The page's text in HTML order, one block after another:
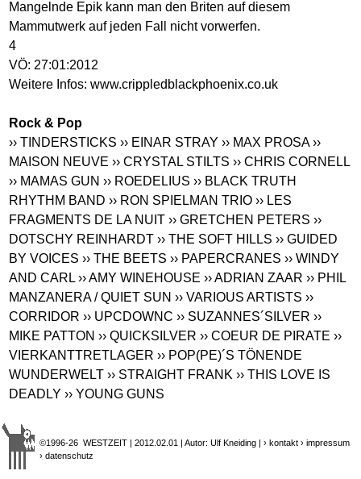
Mangelnde Epik kann man den Briten auf diesem
Mammutwerk auf jeden Fall nicht vorwerfen.
4
VÖ: 27:01:2012
Weitere Infos:www.crippledblackphoenix.co.uk
Rock & Pop
›› TINDERSTICKS ›› EINAR STRAY ›› MAX PROSA ››
MAISON NEUVE ›› CRYSTAL STILTS ›› CHRIS CORNELL
›› MAMAS GUN ›› ROEDELIUS ›› BLACK TRUTH
RHYTHM BAND ›› RON SPIELMAN TRIO ›› LES
FRAGMENTS DE LA NUIT ›› GRETCHEN PETERS ››
DOTSCHY REINHARDT ›› THE SOFT HILLS ›› GUIDED
BY VOICES ›› THE BEETS ›› PAPERCRANES ›› WINDY
AND CARL ›› AMY WINEHOUSE ›› ADRIAN ZAAR ›› PHIL
MANZANERA / QUIET SUN ›› VARIOUS ARTISTS ››
CORRIDOR ›› UPCDOWNC ›› SUZANNES´SILVER ››
MIKE PATTON ›› QUICKSILVER ›› COEUR DE PIRATE ››
VIERKANTTRETLAGER ›› POP(PE)´S TÖNENDE
WUNDERWELT ›› STRAIGHT FRANK ›› THIS LOVE IS
DEADLY ›› YOUNG GUNS
©1996-26 WESTZEIT | 2012.02.01 | Autor: Ulf Kneiding |› kontakt › impressum
› datenschutz